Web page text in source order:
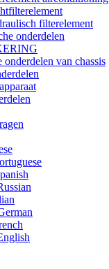
filterelement
onderdelen
onderdelen van chassis